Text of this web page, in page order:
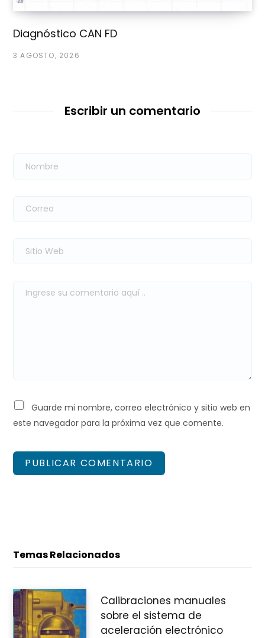
Diagnóstico CAN FD
3 AGOSTO, 2026
Escribir un comentario
Guarde mi nombre, correo electrónico y sitio web en
este navegador para la próxima vez que comente.
Temas Relacionados
Calibraciones manuales
sobre el sistema de
aceleración electrónico